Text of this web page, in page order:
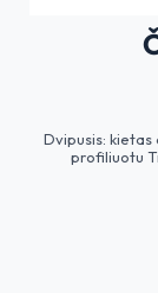
Dvipusis: kietas
profiliuotu